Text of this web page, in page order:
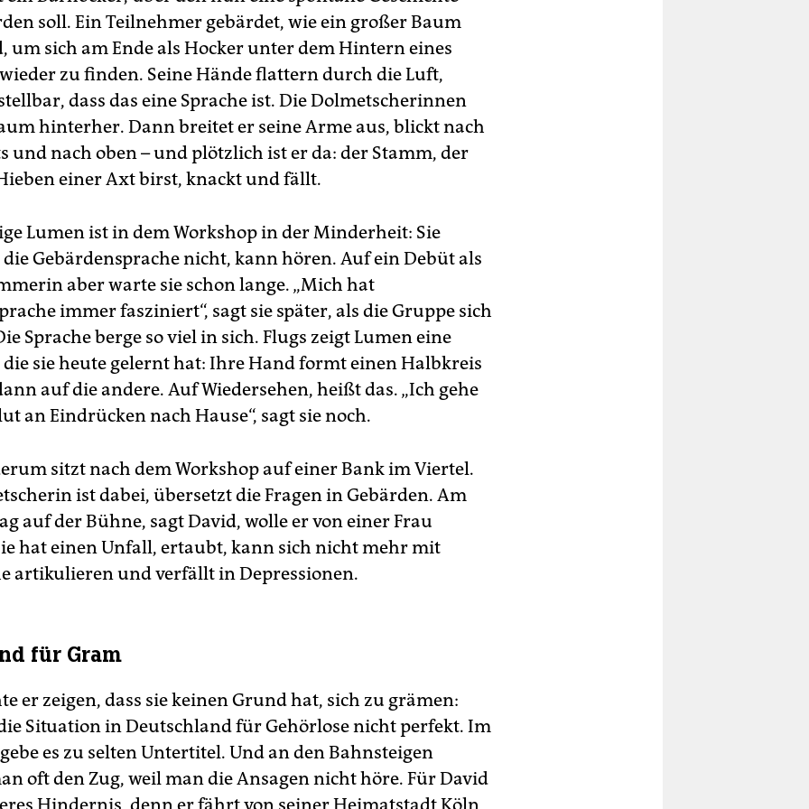
soll. Ein Teilnehmer gebärdet, wie ein großer Baum
um sich am Ende als Hocker unter dem Hintern eines
zu finden. Seine Hände flattern durch die Luft,
dass das eine Sprache ist. Die Dolmetscherinnen
hinterher. Dann breitet er seine Arme aus, blickt nach
und nach oben – und plötzlich ist er da: der Stamm, der
einer Axt birst, knackt und fällt.
Lumen ist in dem Workshop in der Minderheit: Sie
Gebärdensprache nicht, kann hören. Auf ein Debüt als
aber warte sie schon lange. „Mich hat
immer fasziniert“, sagt sie später, als die Gruppe sich
Sprache berge so viel in sich. Flugs zeigt Lumen eine
die sie heute gelernt hat: Ihre Hand formt einen Halbkreis
auf die andere. Auf Wiedersehen, heißt das. „Ich gehe
an Eindrücken nach Hause“, sagt sie noch.
sitzt nach dem Workshop auf einer Bank im Viertel.
ist dabei, übersetzt die Fragen in Gebärden. Am
auf der Bühne, sagt David, wolle er von einer Frau
hat einen Unfall, ertaubt, kann sich nicht mehr mit
artikulieren und verfällt in Depressionen.
für Gram
er zeigen, dass sie keinen Grund hat, sich zu grämen:
Situation in Deutschland für Gehörlose nicht perfekt. Im
es zu selten Untertitel. Und an den Bahnsteigen
oft den Zug, weil man die Ansagen nicht höre. Für David
Hindernis, denn er fährt von seiner Heimatstadt Köln